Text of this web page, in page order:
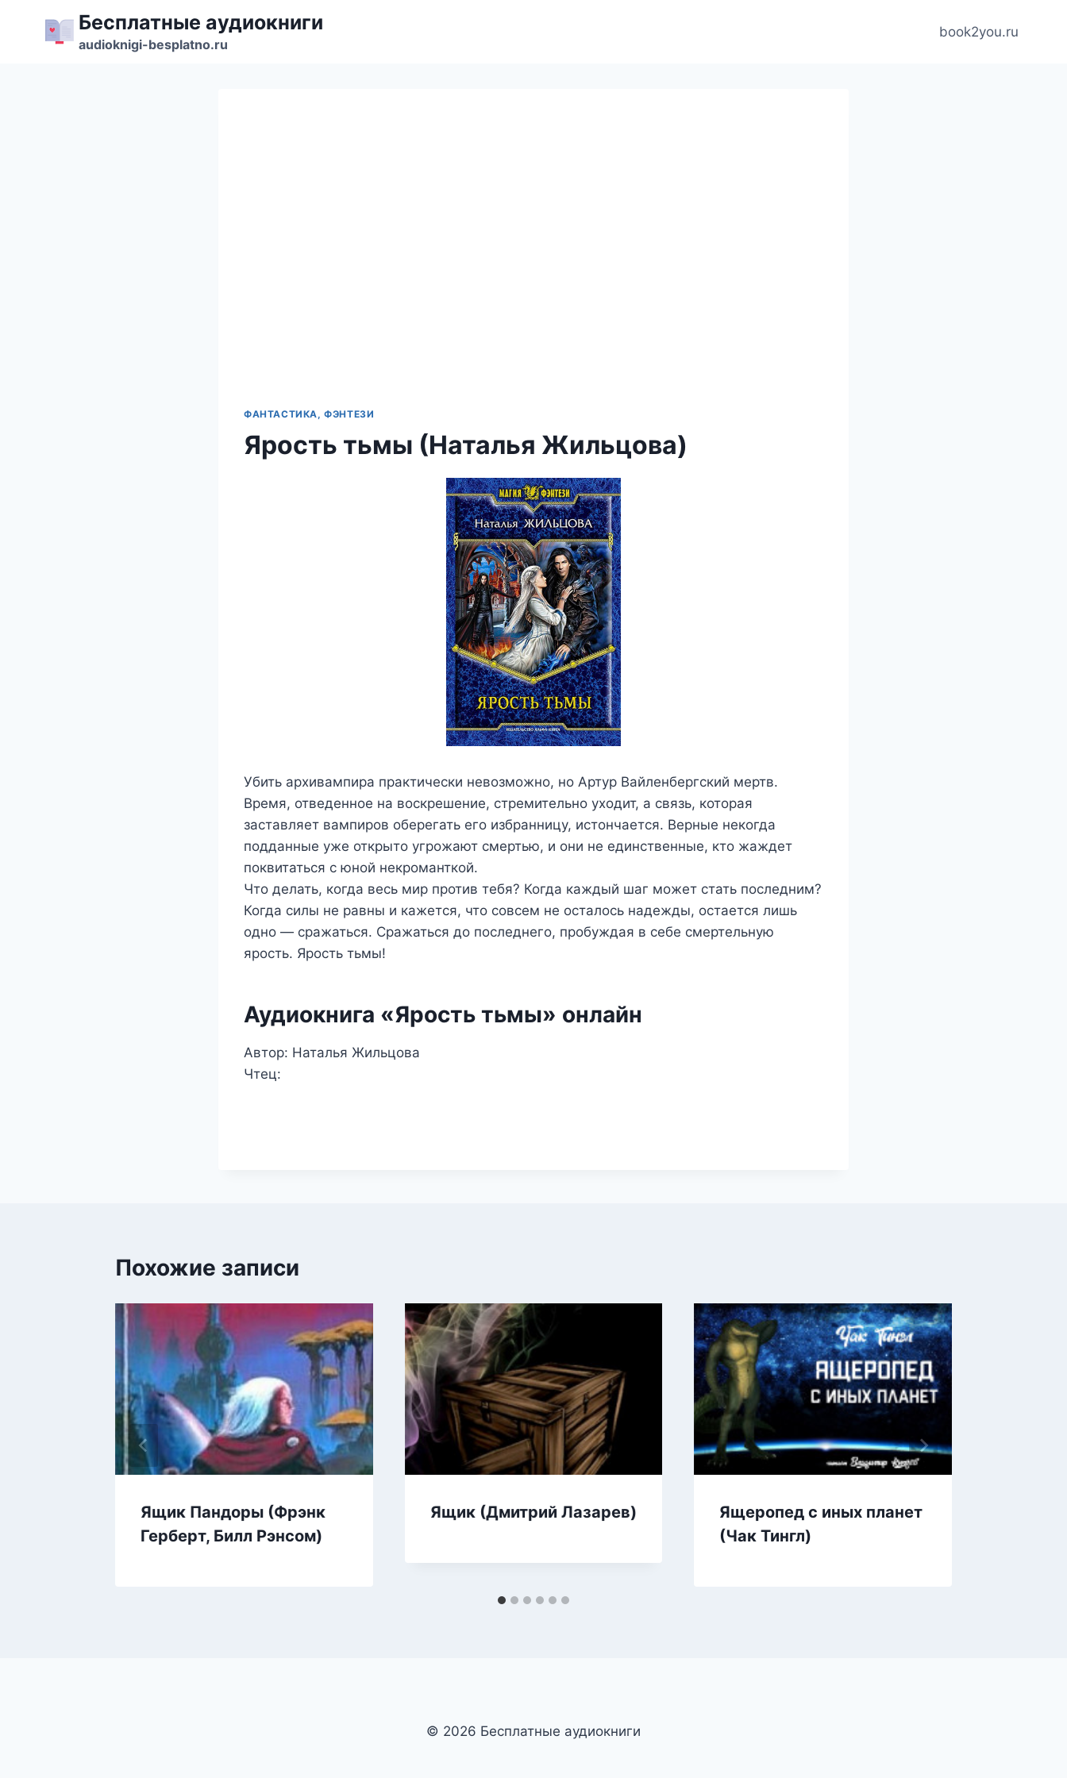
содержимому
Бесплатные аудиокниги
audioknigi-besplatno.ru
book2you.ru
ФАНТАСТИКА, ФЭНТЕЗИ
Ярость тьмы (Наталья Жильцова)
Убить архивампира практически невозможно, но Артур Вайленбергский мертв.
Время, отведенное на воскрешение, стремительно уходит, а связь, которая
заставляет вампиров оберегать его избранницу, истончается. Верные некогда
подданные уже открыто угрожают смертью, и они не единственные, кто жаждет
поквитаться с юной некроманткой.
Что делать, когда весь мир против тебя? Когда каждый шаг может стать последним?
Когда силы не равны и кажется, что совсем не осталось надежды, остается лишь
одно — сражаться. Сражаться до последнего, пробуждая в себе смертельную
ярость. Ярость тьмы!
Аудиокнига «Ярость тьмы» онлайн
Автор: Наталья Жильцова
Чтец:
Похожие записи
Ящик Пандоры (Фрэнк
Герберт, Билл Рэнсом)
Ящик (Дмитрий Лазарев)
Ящеропед с иных планет
(Чак Тингл)
© 2026 Бесплатные аудиокниги